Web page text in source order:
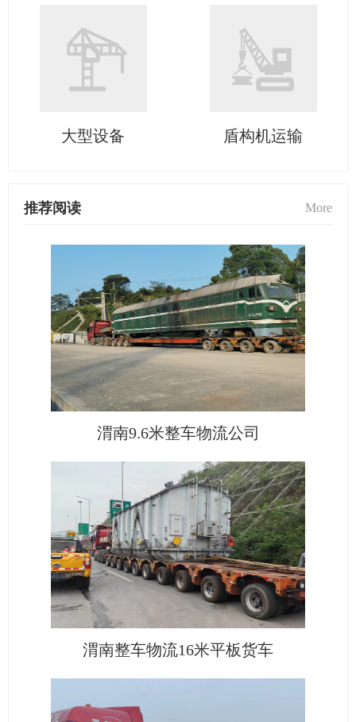
大型设备 盾构机运输
推荐阅读 More
渭南9.6米整车物流公司
渭南整车物流16米平板货车